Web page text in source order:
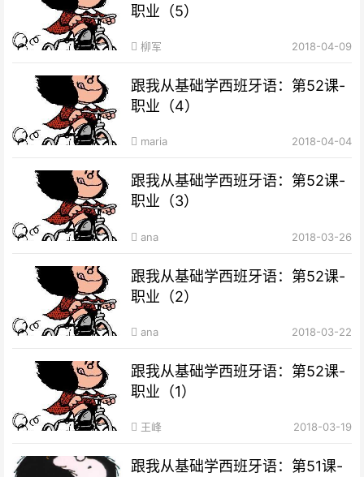
职业（5）
柳军 2018-04-09
跟我从基础学西班牙语：第52课-
职业（4）
maria 2018-04-04
跟我从基础学西班牙语：第52课-
职业（3）
ana 2018-03-26
跟我从基础学西班牙语：第52课-
职业（2）
ana 2018-03-22
跟我从基础学西班牙语：第52课-
职业（1）
王峰 2018-03-19
跟我从基础学西班牙语：第51课-